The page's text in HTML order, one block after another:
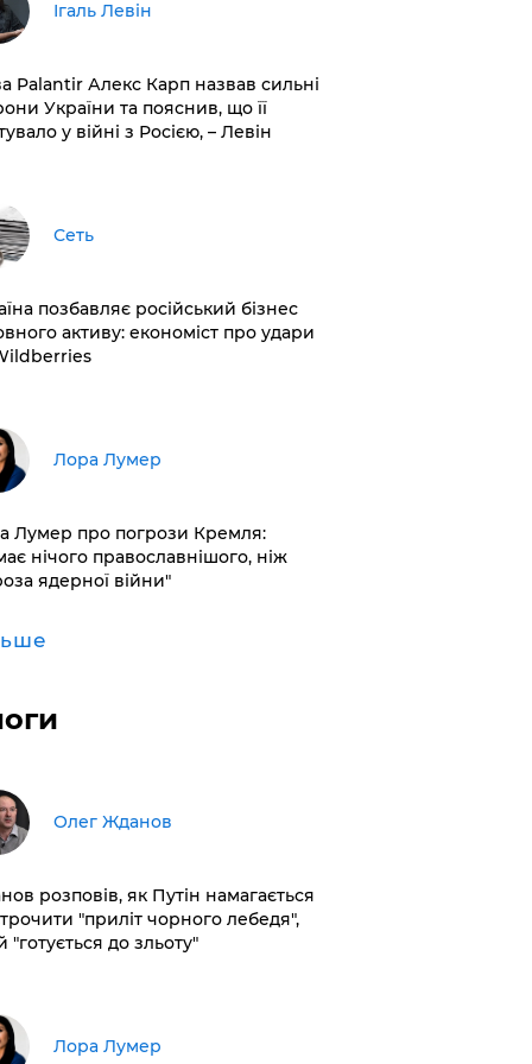
Ігаль Левін
Palantir Алекс Карп назвав сильні
України та пояснив, що її
у війні з Росією, – Левін
Сеть
позбавляє російський бізнес
активу: економіст про удари
​Лора Лумер
Лумер про погрози Кремля:
нічого православнішого, ніж
ядерної війни"
Олег Жданов
розповів, як Путін намагається
"приліт чорного лебедя",
"готується до зльоту"
​Лора Лумер